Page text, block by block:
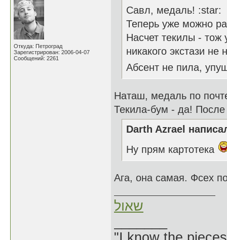
Откуда: Петроград
Зарегистрирован: 2006-04-07
Сообщений: 2261
Савл, медаль! :star:
Теперь уже можно
Насчет текилы -
никакого экстази не
Абсент не пила,
Наташ, медаль по
Текила-бум - да!
Darth Azrael
Ну прям картотека
Ага, она самая. Фсех
שאול